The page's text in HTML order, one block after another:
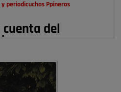
y periodicuchos Ppineros
cuenta del
…
nunca en Pozuelo , pero yo si desde